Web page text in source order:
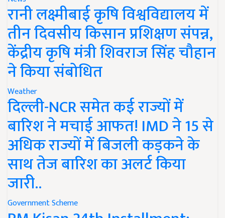
रानी लक्ष्मीबाई कृषि विश्वविद्यालय में
तीन दिवसीय किसान प्रशिक्षण संपन्न,
केंद्रीय कृषि मंत्री शिवराज सिंह चौहान
ने किया संबोधित
Weather
दिल्ली-NCR समेत कई राज्यों में
बारिश ने मचाई आफत! IMD ने 15 से
अधिक राज्यों में बिजली कड़कने के
साथ तेज बारिश का अलर्ट किया
जारी..
Government Scheme